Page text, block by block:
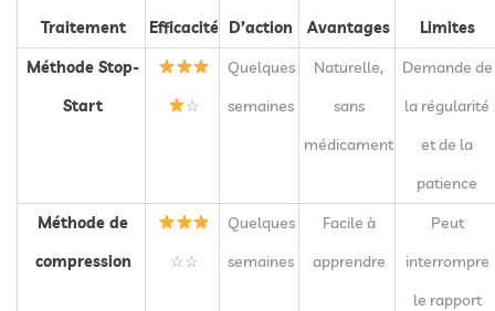
Traitement Efficacité D’action
Avantages
Limites
Méthode Stop-
Start
☆
Quelques
semaines
Naturelle,
sans
médicament
Demande de
la régularité
et de la
patience
Méthode de
compression
☆☆
Quelques
semaines
Facile à
apprendre
Peut
interrompre
le rapport